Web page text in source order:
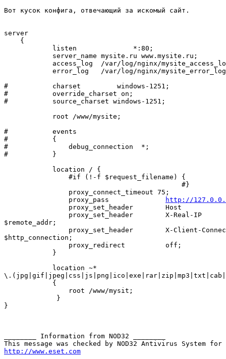
Вот кусок конфига, отвечающий за искомый сайт.
server
    {
            listen              *:80;
            server_name mysite.ru www.mysite.ru;
access_log  /var/log/nginx/
error_log   /var/log/nginx/
#           charset         windows-1251;
#           override_charset on;
#           source_charset windows-1251;
            root /www/mysite;
#           events
#           {
#               debug_connection  *;
#           }
            location / {
                #if (!-f $request_filename) {
                                            #}
                proxy_connect_timeout 75;
                proxy_pass
http://
proxy_set_header        Host
proxy_set_header
$remote_addr;
proxy_set_header        X-Client-
$http_connection;
                proxy_redirect          off;
            }
            location ~*
            {
                root /www/mysit;
             }
}
________ Information from NOD32 ________
http://www.eset.com